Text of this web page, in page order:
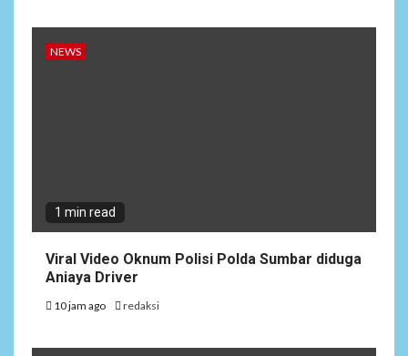
NEWS
1 min read
Viral Video Oknum Polisi Polda Sumbar diduga
Aniaya Driver
10 jam ago redaksi